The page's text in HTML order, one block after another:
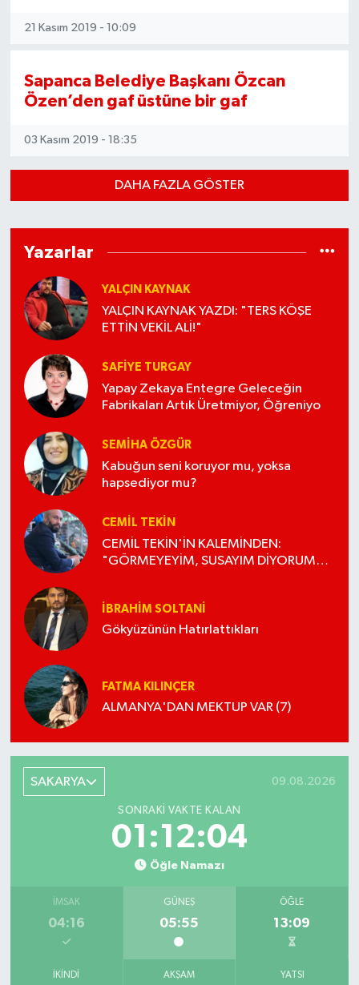
21 Kasım 2019 - 10:09
Sapanca Belediye Başkanı Özcan
Özen’den gaf üstüne bir gaf
03 Kasım 2019 - 18:35
DAHA FAZLA GÖSTER
Yazarlar
YALÇIN KAYNAK
YALÇIN KAYNAK YAZDI: "TERS KÖŞE
ETTİN VEKİL ALİ!"
SAFIYE TURGAY
Yapay Zekaya Entegre Geleceğin
Fabrikaları Artık Üretmiyor, Öğreniyo
SEMIHA ÖZGÜR
Kabuğun seni koruyor mu, yoksa
hapsediyor mu?
CEMIL TEKIN
CEMİL TEKİN'İN KALEMİNDEN:
"GÖRMEYEYİM, SUSAYIM DİYORUM
İBRAHIM SOLTANI
Gökyüzünün Hatırlattıkları
FATMA KILINÇER
ALMANYA'DAN MEKTUP VAR (7)
SAKARYA 09.08.2026
SONRAKI VAKTE KALAN
01:12:04
Öğle Namazı
İMSAK
04:16
GÜNEŞ
05:55
ÖĞLE
13:09
İKINDI AKŞAM YATSI